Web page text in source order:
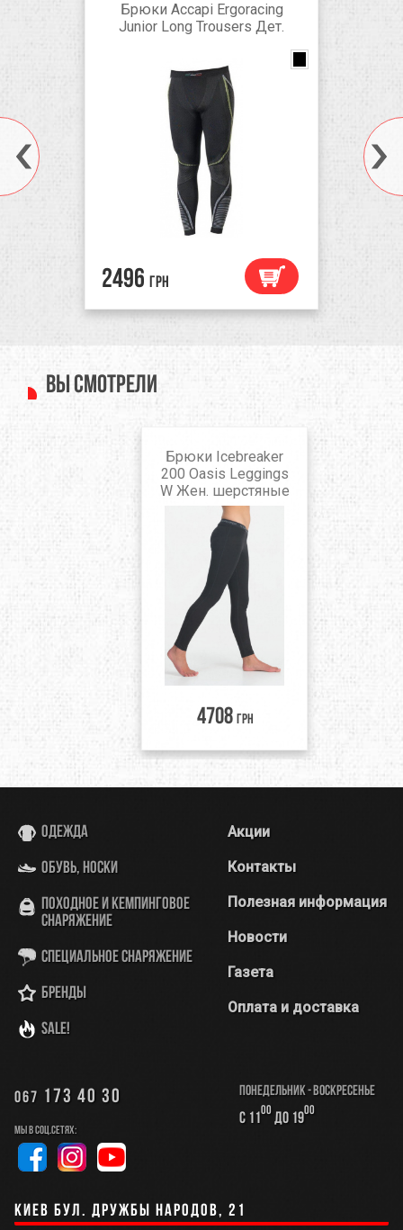
Брюки Accapi Ergoracing
Junior Long Trousers Дет.
2496 грн
black/anthracite
Anthracite
Вы смотрели
Брюки Icebreaker
200 Oasis Leggings
W Жен. шерстяные
4708 грн
Одежда
Обувь, носки
Походное и кемпинговое
снаряжение
Специальное снаряжение
Бренды
SALE!
Акции
Контакты
Полезная информация
Новости
Газета
Оплата и доставка
067 173 40 30
Мы в соц.сетях:
Понедельник - Воскресенье
с 1100 до 1900
Киев бул. Дружбы Народов, 21